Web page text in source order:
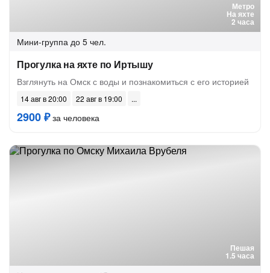
Метро
На яхте
2 часа
Мини-группа до 5 чел.
Прогулка на яхте по Иртышу
Взглянуть на Омск с воды и познакомиться с его историей
14 авг в 20:00 22 авг в 19:00
2900 ₽за человека
Пешая
1.5 часа